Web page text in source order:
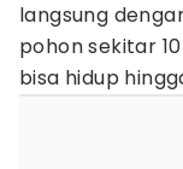
langsung
pohon sekitar
bisa hidup